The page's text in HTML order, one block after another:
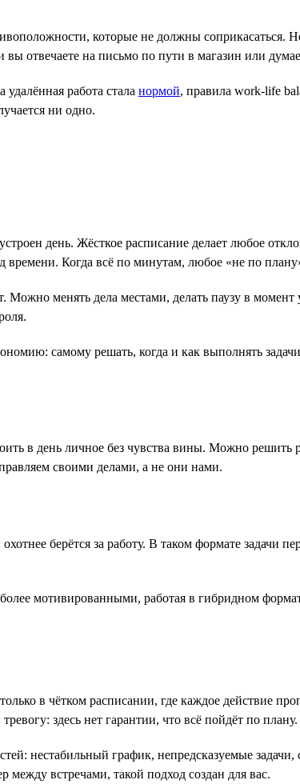
которые не должны соприкасаться.
отвечаете на письмо по пути в магазин или
удалённая работа стала нормой, правила work-life
ни одно.
устроен день. Жёсткое расписание делает любое
Когда всё по минутам, любое «не по
менять дела местами, делать паузу в момент
самому решать, когда и как выполнять
в день личное без чувства вины. Можно решить
своими делами, а не они нами.
берётся за работу. В таком формате задачи
мотивированными, работая в гибридном
в чётком расписании, где каждое действие
здесь нет гарантии, что всё пойдёт по
нестабильный график, непредсказуемые
между встречами, такой подход создан для вас.